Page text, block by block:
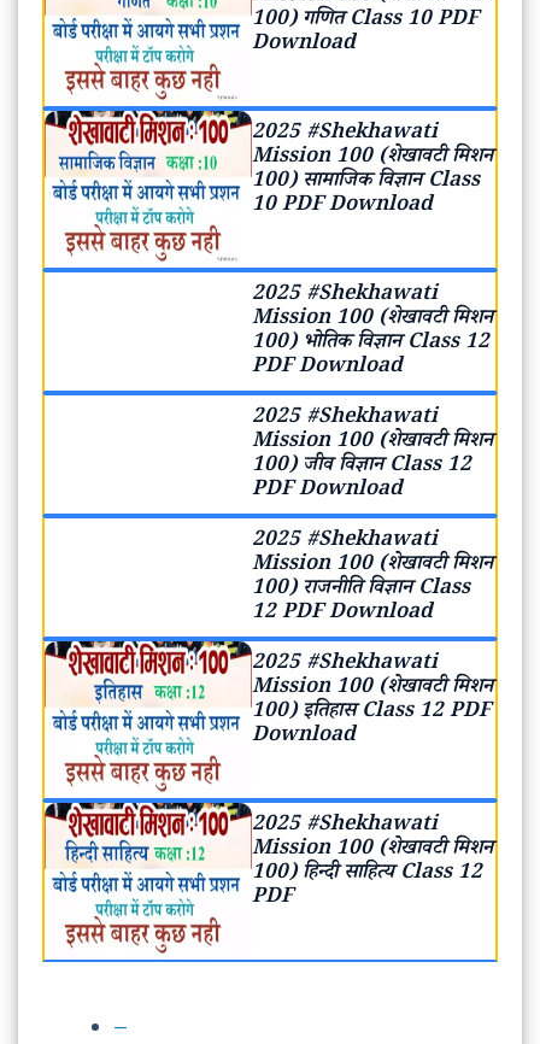
100) गणित Class 10 PDF
Download
2025 #Shekhawati
Mission 100 (शेखावटी मिशन
100) सामाजिक विज्ञान Class
10 PDF Download
2025 #Shekhawati
Mission 100 (शेखावटी मिशन
100) भोतिक विज्ञान Class 12
PDF Download
2025 #Shekhawati
Mission 100 (शेखावटी मिशन
100) जीव विज्ञान Class 12
PDF Download
2025 #Shekhawati
Mission 100 (शेखावटी मिशन
100) राजनीति विज्ञान Class
12 PDF Download
2025 #Shekhawati
Mission 100 (शेखावटी मिशन
100) इतिहास Class 12 PDF
Download
2025 #Shekhawati
Mission 100 (शेखावटी मिशन
100) हिन्दी साहित्य Class 12
PDF
–